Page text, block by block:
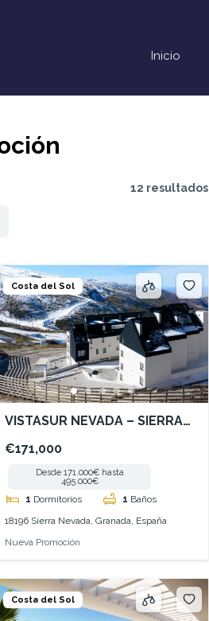
Inicio
12 resultados
Costa del Sol
VISTASUR NEVADA – SIERRA
€171,000
Desde 171.000€ hasta
495.000€
1 Dormitorios 1 Baños
18196 Sierra Nevada, Granada, España
Nueva Promoción
Costa del Sol